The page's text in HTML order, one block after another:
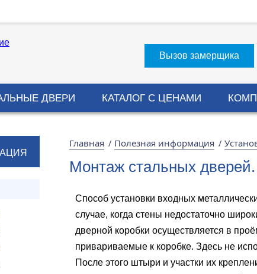
Вызов замерщика
ДВЕРИ КАТАЛОГ С ЦЕНАМИ
Главная / Полезная информация /
Монтаж стальных
Способ установки входных
случае, когда стены недостаточно
дверной коробки осуществляется в
привариваемые к коробке. Здесь не
После этого штыри и участки их